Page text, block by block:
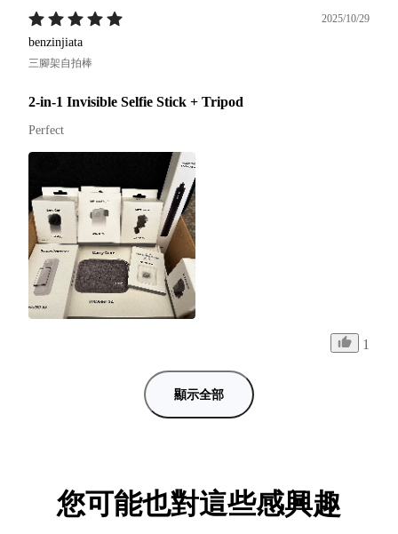
2025/10/29
benzinjiata
三腳架自拍棒
2-in-1 Invisible Selfie Stick + Tripod
Perfect
1
顯示全部
您可能也對這些感興趣